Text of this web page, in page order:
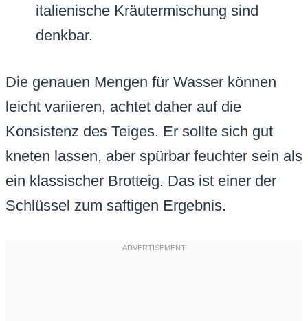
italienische Kräutermischung sind
denkbar.
Die genauen Mengen für Wasser können
leicht variieren, achtet daher auf die
Konsistenz des Teiges. Er sollte sich gut
kneten lassen, aber spürbar feuchter sein als
ein klassischer Brotteig. Das ist einer der
Schlüssel zum saftigen Ergebnis.